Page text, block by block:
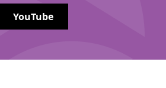
YouTube